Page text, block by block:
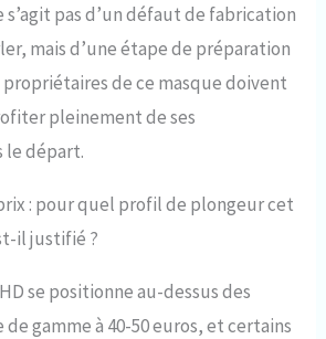
s’agit pas d’un défaut de fabrication
mais d’une étape de préparation
de ce masque doivent
pleinement de ses
le départ.
: pour quel profil de plongeur cet
il justifié ?
se positionne au-dessus des
de gamme à 40-50 euros, et certains